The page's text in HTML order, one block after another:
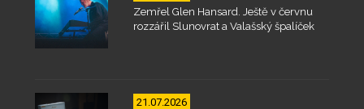
Zemřel Glen Hansard. Ještě v červnu
rozzářil Slunovrat a Valašský špalíček
21.07.2026